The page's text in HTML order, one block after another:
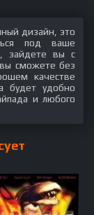
дизайн, это
под ваше
зайдете вы с
сможете без
качестве
будет удобно
и любого